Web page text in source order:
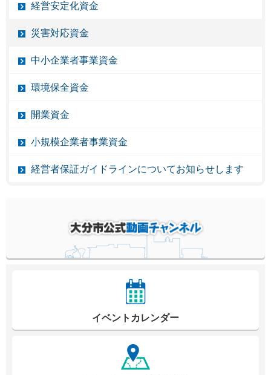
経営安定化資金
災害対応資金
中小企業者事業資金
環境保全資金
開業資金
小規模企業者事業資金
経営者保証ガイドラインについてお知らせします
イベントカレンダー